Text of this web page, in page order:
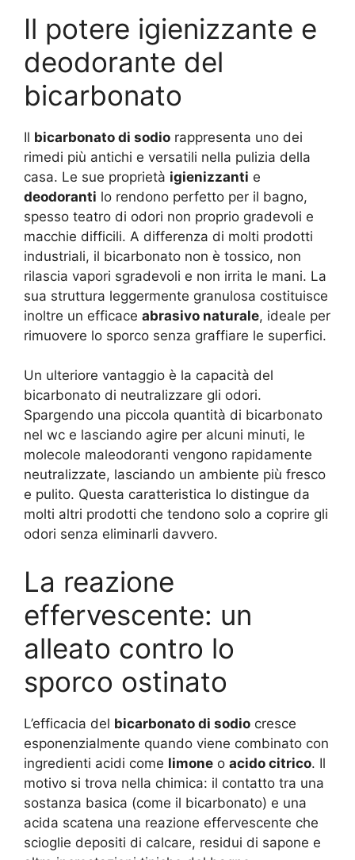
Il potere igienizzante e
deodorante del
bicarbonato
Il bicarbonato di sodio rappresenta uno dei
rimedi più antichi e versatili nella pulizia della
casa. Le sue proprietà igienizzanti e
deodoranti lo rendono perfetto per il bagno,
spesso teatro di odori non proprio gradevoli e
macchie difficili. A differenza di molti prodotti
industriali, il bicarbonato non è tossico, non
rilascia vapori sgradevoli e non irrita le mani. La
sua struttura leggermente granulosa costituisce
inoltre un efficace abrasivo naturale, ideale per
rimuovere lo sporco senza graffiare le superfici.
Un ulteriore vantaggio è la capacità del
bicarbonato di neutralizzare gli odori.
Spargendo una piccola quantità di bicarbonato
nel wc e lasciando agire per alcuni minuti, le
molecole maleodoranti vengono rapidamente
neutralizzate, lasciando un ambiente più fresco
e pulito. Questa caratteristica lo distingue da
molti altri prodotti che tendono solo a coprire gli
odori senza eliminarli davvero.
La reazione
effervescente: un
alleato contro lo
sporco ostinato
L’efficacia del bicarbonato di sodio cresce
esponenzialmente quando viene combinato con
ingredienti acidi come limone o acido citrico. Il
motivo si trova nella chimica: il contatto tra una
sostanza basica (come il bicarbonato) e una
acida scatena una reazione effervescente che
scioglie depositi di calcare, residui di sapone e